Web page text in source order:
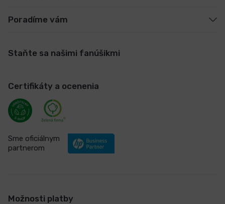
Poradíme vám
Staňte sa našimi fanúšikmi
Certifikáty a ocenenia
Sme oficiálnym
partnerom
Možnosti platby